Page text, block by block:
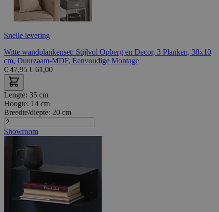
Snelle levering
Witte wandplankenset: Stijlvol Opberg en Decor, 3 Planken, 38x10
cm, Duurzaam-MDF, Eenvoudige Montage
€ 47,95 € 61,00
Lengte: 35 cm
Hoogte: 14 cm
Breedte/diepte: 20 cm
Showroom